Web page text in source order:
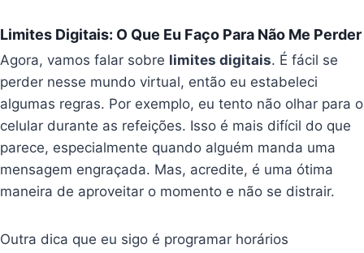
Limites Digitais: O Que Eu Faço Para Não Me Perder
Agora, vamos falar sobre limites digitais. É fácil se
perder nesse mundo virtual, então eu estabeleci
algumas regras. Por exemplo, eu tento não olhar para o
celular durante as refeições. Isso é mais difícil do que
parece, especialmente quando alguém manda uma
mensagem engraçada. Mas, acredite, é uma ótima
maneira de aproveitar o momento e não se distrair.
Outra dica que eu sigo é programar horários